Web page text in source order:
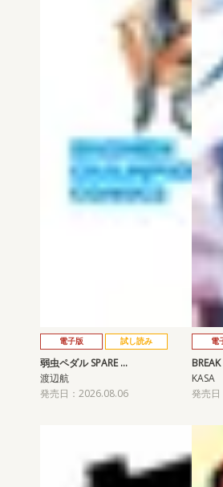
電子版 試し読み
弱虫ペダル SPARE …
渡辺航
発売日：2026.08.06
電
KASA
発売